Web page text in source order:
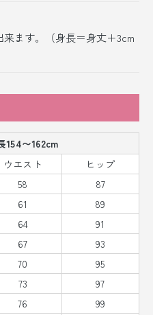
ます。（身長＝身丈＋3cm
154〜162cm
ウエスト
ヒップ
58
87
61
89
64
91
67
93
70
95
73
97
76
99